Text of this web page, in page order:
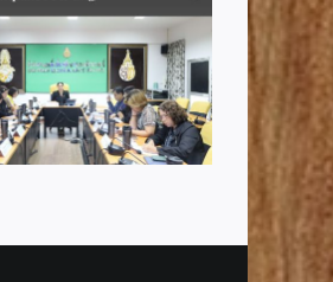
สพป.กระบี่ รับรางวัลดีเด่น
Good Practice ด้านการ
บริหารการประเมินคุณภาพ
ผู้เรียน (NT) และการประเมิน
ความสามารถด้านการอ่าน
(RT) ปีการศึกษา 2568